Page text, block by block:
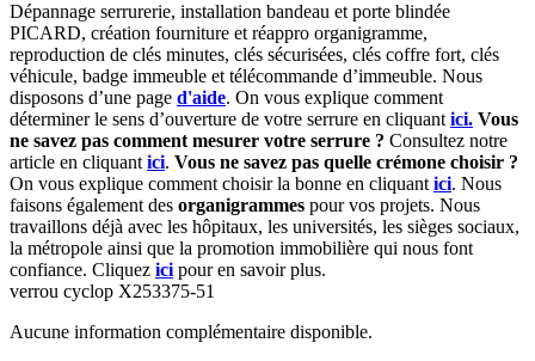
Dépannage serrurerie, installation bandeau et porte blindée
PICARD, création fourniture et réappro organigramme,
reproduction de clés minutes, clés sécurisées, clés coffre fort, clés
véhicule, badge immeuble et télécommande d’immeuble. Nous
disposons d’une page d'aide. On vous explique comment
déterminer le sens d’ouverture de votre serrure en cliquant ici. Vous
ne savez pas comment mesurer votre serrure ? Consultez notre
article en cliquant ici. Vous ne savez pas quelle crémone choisir ?
On vous explique comment choisir la bonne en cliquant ici. Nous
faisons également des organigrammes pour vos projets. Nous
travaillons déjà avec les hôpitaux, les universités, les sièges sociaux,
la métropole ainsi que la promotion immobilière qui nous font
confiance. Cliquez ici pour en savoir plus.
verrou cyclop X253375-51
Aucune information complémentaire disponible.